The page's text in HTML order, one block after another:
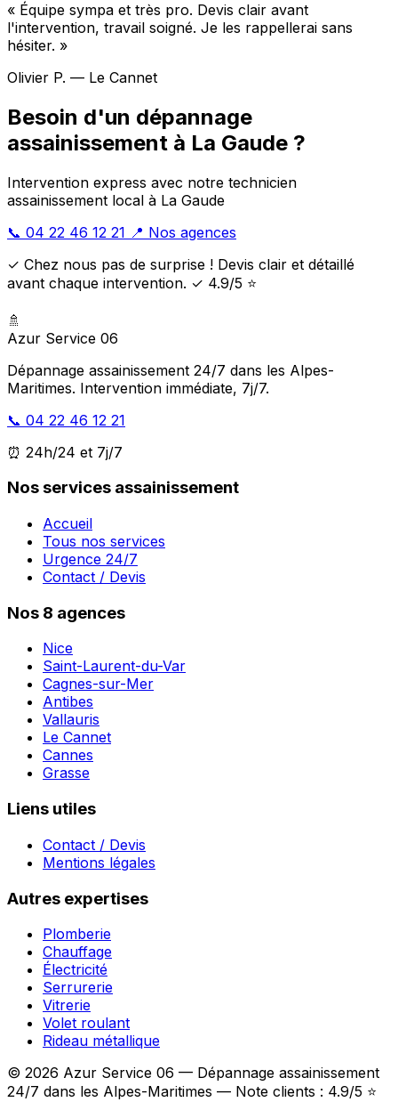
« Équipe sympa et très pro. Devis clair avant
l'intervention, travail soigné. Je les rappellerai sans
hésiter. »
Olivier P. — Le Cannet
Besoin d'un dépannage
assainissement à La Gaude ?
Intervention express avec notre technicien
assainissement local à La Gaude
📞 04 22 46 12 21 📍 Nos agences
✓ Chez nous pas de surprise ! Devis clair et détaillé
avant chaque intervention. ✓ 4.9/5 ⭐
🚿
Azur Service 06
Dépannage assainissement 24/7 dans les Alpes-
Maritimes. Intervention immédiate, 7j/7.
📞 04 22 46 12 21
⏰ 24h/24 et 7j/7
Nos services assainissement
Accueil
Tous nos services
Urgence 24/7
Contact / Devis
Nos 8 agences
Nice
Saint-Laurent-du-Var
Cagnes-sur-Mer
Antibes
Vallauris
Le Cannet
Cannes
Grasse
Liens utiles
Contact / Devis
Mentions légales
Autres expertises
Plomberie
Chauffage
Électricité
Serrurerie
Vitrerie
Volet roulant
Rideau métallique
© 2026 Azur Service 06 — Dépannage assainissement
24/7 dans les Alpes-Maritimes — Note clients : 4.9/5 ⭐